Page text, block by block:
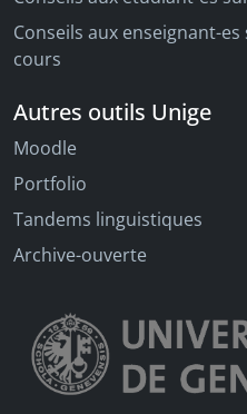
Conseils aux enseignant-
cours
Autres outils Unige
Moodle
Portfolio
Tandems linguistiques
Archive-ouverte